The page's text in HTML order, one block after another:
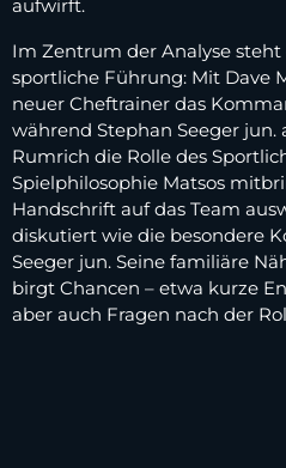
aufwirft.
Im Zentrum der Analyse
sportliche Führung: Mit Dave
neuer Cheftrainer das
während Stephan Seeger jun.
Rumrich die Rolle des
Spielphilosophie Matsos
Handschrift auf das Team
diskutiert wie die besondere
Seeger jun. Seine familiäre
birgt Chancen – etwa kurze
aber auch Fragen nach der